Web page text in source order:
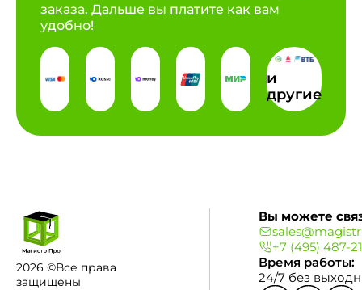
заказа. Дальше вы платите как вам
удобно!
и
другие
2026 ©Все права
защищены
Вы можете
+7 (495) 487-
Время работы:
24/7 без